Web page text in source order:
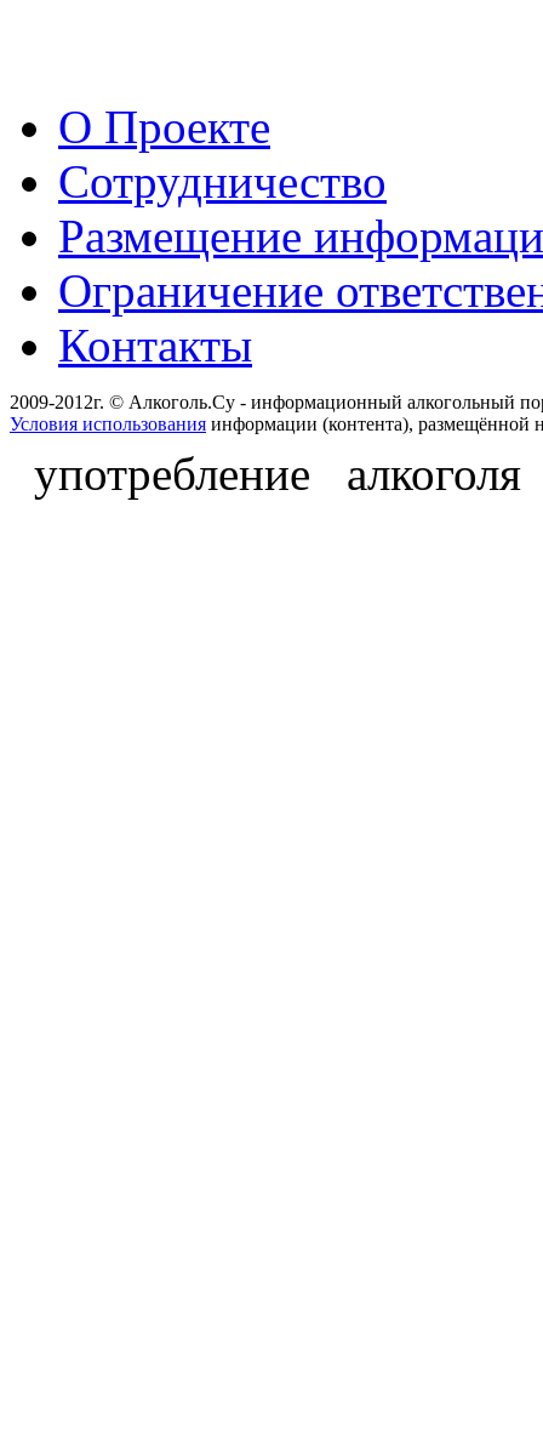
О Проекте
Сотрудничество
Размещение
Ограничение
Контакты
2009-2012г. © Алкоголь.Су - информационный алкогольный
Условия использования информации (контента), размещённой
употребление